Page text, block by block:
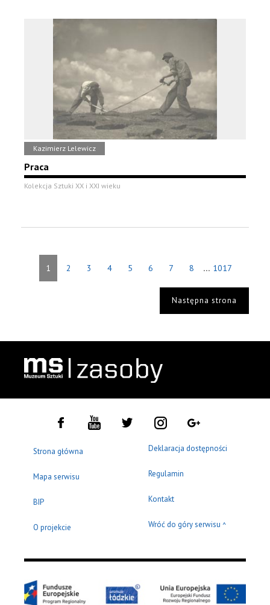
Kazimierz Lelewicz
Praca
Kolekcja Sztuki XX i XXI wieku
1 2 3 4 5 6 7 8 ... 1017
Następna strona
Strona główna
Mapa serwisu
BIP
O projekcie
Deklaracja dostępności
Regulamin
Kontakt
Wróć do góry serwisu ^